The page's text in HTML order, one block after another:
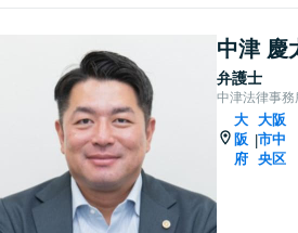
中津 慶
弁護士
中津法律事務
大
阪
府
|
大阪
市中
央区